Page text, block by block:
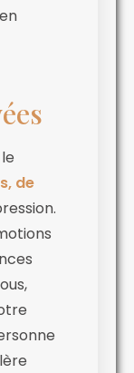
de